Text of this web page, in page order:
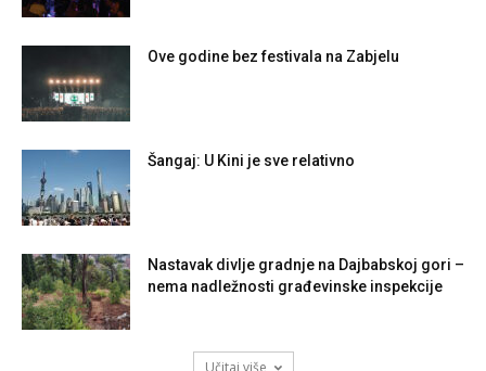
Ove godine bez festivala na Zabjelu
Šangaj: U Kini je sve relativno
Nastavak divlje gradnje na Dajbabskoj gori –
nema nadležnosti građevinske inspekcije